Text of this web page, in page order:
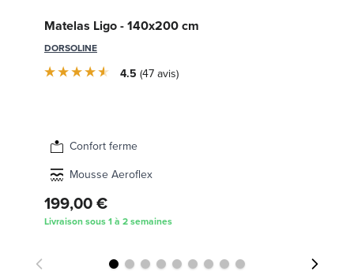
Matelas Ligo - 140x200 cm
DORSOLINE
4.5 47avis
Confort ferme
Mousse Aeroflex
199,00 €
Livraison sous 1 à 2 semaines